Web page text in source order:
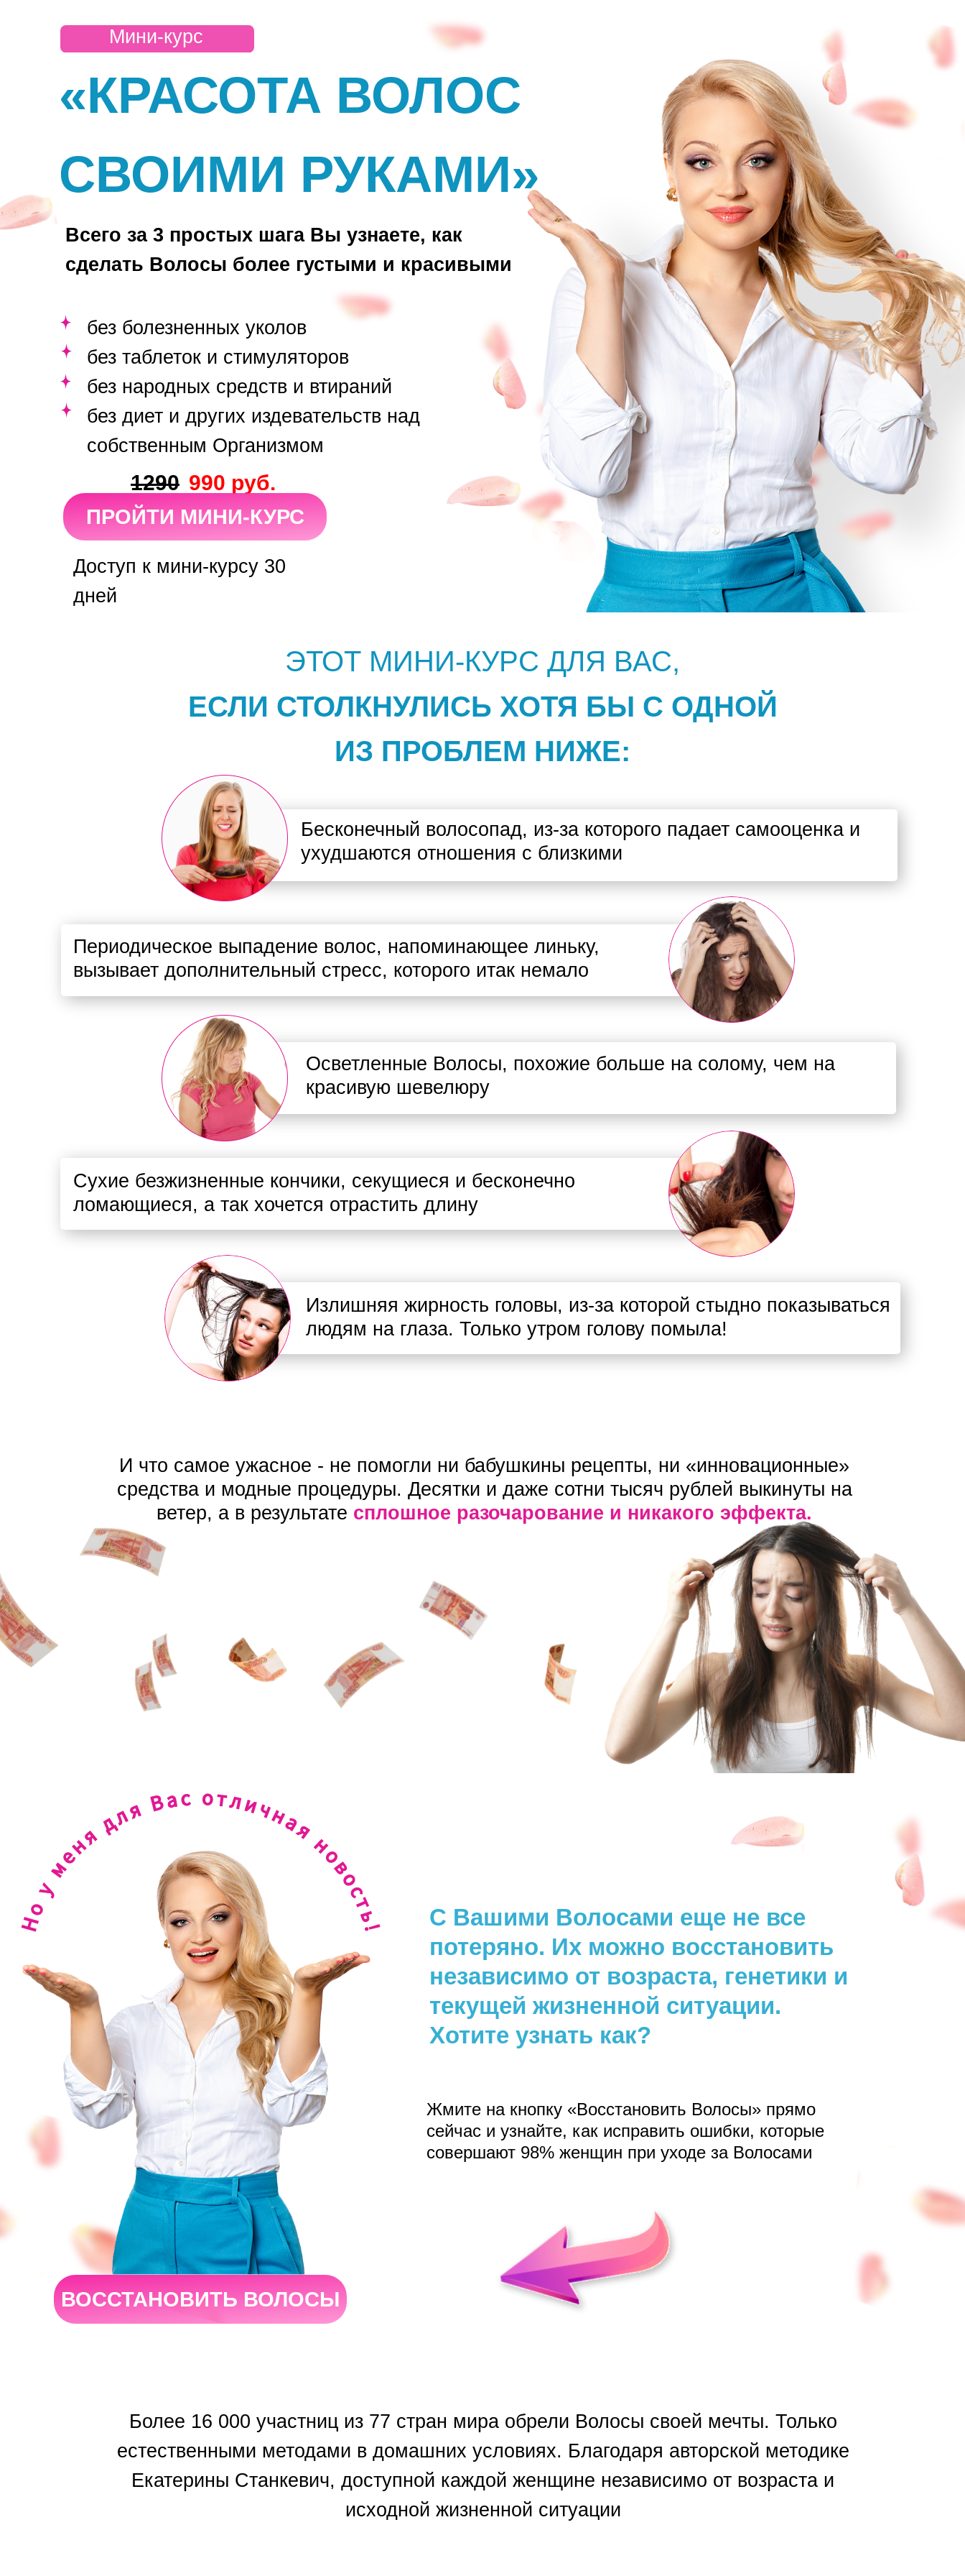
«КРАСОТА ВОЛОС
СВОИМИ РУКАМИ»
Мини-курс
Всего за 3 простых шага Вы узнаете, как
сделать Волосы более густыми и красивыми
1290 990 руб.
без болезненных уколов
без таблеток и стимуляторов
без народных средств и втираний
без диет и других издевательств над
собственным Организмом
Доступ к мини-курсу 30
дней
ПРОЙТИ МИНИ-КУРС
ЭТОТ МИНИ-КУРС ДЛЯ ВАС,
ЕСЛИ СТОЛКНУЛИСЬ ХОТЯ БЫ С ОДНОЙ
ИЗ ПРОБЛЕМ НИЖЕ:
Бесконечный волосопад, из-за которого падает самооценка и
ухудшаются отношения с близкими
Периодическое выпадение волос, напоминающее линьку,
вызывает дополнительный стресс, которого итак немало
Осветленные Волосы, похожие больше на солому, чем на
красивую шевелюру
Cухие безжизненные кончики, секущиеся и бесконечно
ломающиеся, а так хочется отрастить длину
Излишняя жирность головы, из-за которой стыдно показываться
людям на глаза. Только утром голову помыла!
И что самое ужасное - не помогли ни бабушкины рецепты, ни «инновационные»
средства и модные процедуры. Десятки и даже сотни тысяч рублей выкинуты на
ветер, а в результате сплошное разочарование и никакого эффекта.
ВОССТАНОВИТЬ ВОЛОСЫ
С Вашими Волосами еще не все
потеряно. Их можно восстановить
независимо от возраста, генетики и
текущей жизненной ситуации.
Хотите узнать как?
Жмите на кнопку «Восстановить Волосы» прямо
сейчас и узнайте, как исправить ошибки, которые
совершают 98% женщин при уходе за Волосами
Более 16 000 участниц из 77 стран мира обрели Волосы своей мечты. Только
естественными методами в домашних условиях. Благодаря авторской методике
Екатерины Станкевич, доступной каждой женщине независимо от возраста и
исходной жизненной ситуации